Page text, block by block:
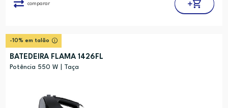
comparar
-10% em talão
BATEDEIRA FLAMA 1426FL
Potência 550 W | Taça